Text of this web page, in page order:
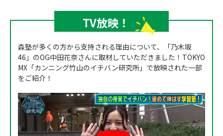
TV放映！
森塾が多くの方から支持される理由について、「乃木坂
46」のOG中田花奈さんに取材していただきました！TOKYO
MX「カンニング竹山のイチバン研究所」で放映された一部
をご紹介！